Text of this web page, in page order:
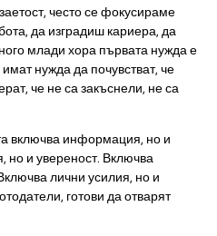
често се фокусираме
да изградиш кариера, да
млади хора първата нужда е
нужда да почувстват, че
че не са закъснели, не са
включва информация, но и
но и увереност. Включва
лични усилия, но и
готови да отварят